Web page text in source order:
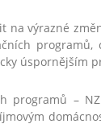
výrazné
úspornějším
programů –